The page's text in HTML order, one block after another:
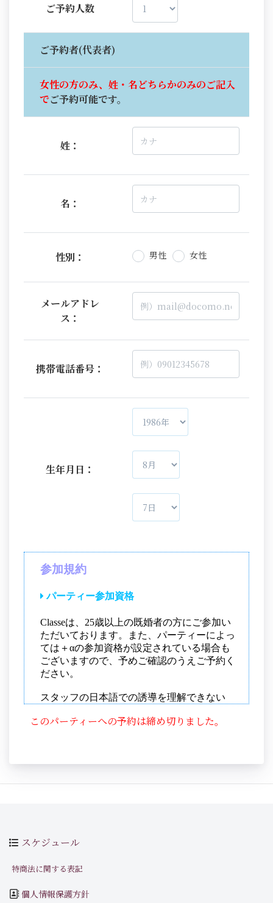
ご予約人数
ご予約者(代表者)
女性の方のみ、姓・名どちらかのみのご記入
でご予約可能です。
姓：
名：
性別： 男性 女性
メールアドレ
ス：
携帯電話番号：
生年月日：
このパーティーへの予約は締め切りました。
スケジュール
特商法に関する表記
個人情報保護方針